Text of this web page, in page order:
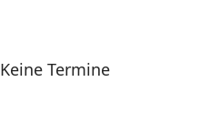
Keine Termine